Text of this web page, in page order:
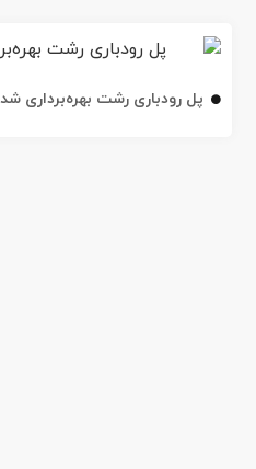
پل رودباری رشت بهره‌برداری شد